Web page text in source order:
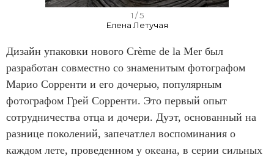
e
m
1
o
f
5
1 / 5
Елена Летучая
Дизайн упаковки нового Crème de la Mer был
разработан совместно со знаменитым фотографом
Марио Сорренти и его дочерью, популярным
фотографом Грей Сорренти. Это первый опыт
сотрудничества отца и дочери. Дуэт, основанный на
разнице поколений, запечатлел воспоминания о
каждом лете, проведенном у океана, в серии сильных